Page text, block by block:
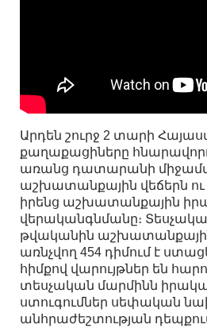
Արդեն շուրջ 2 տարի
քաղաքացիները
առանց դատարանի
աշխատանքային վեճերն ու
իրենց աշխատանքային
վերականգնմանը։
թվականին
առնչվող 454 դիմում է
հիմքով վարույթներ են
տեսչական մարմինն
ստուգումներ սեփական
անհրաժեշտության